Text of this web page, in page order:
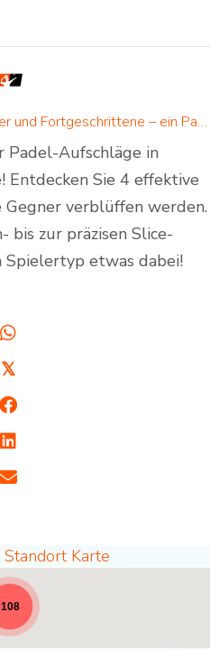
4 Padel Aufschläge für Anfänger und Fortgeschrittene – ein Padel Aufschlag ist für jeden dabei!
Padel-Aufschläge in
Entdecken Sie 4 effektive
Gegner verblüffen werden.
bis zur präzisen Slice-
Spielertyp etwas dabei!
𝕏
Standort Karte
für News [19]
108